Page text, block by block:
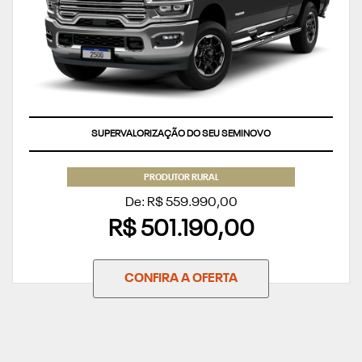
SUPERVALORIZAÇÃO DO SEU SEMINOVO
PRODUTOR RURAL
De: R$ 559.990,00
R$ 501.190,00
CONFIRA A OFERTA